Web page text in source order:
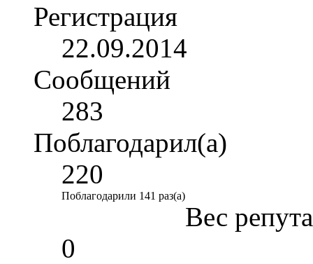
Регистрация
22.09.2014
Сообщений
283
Поблагодарил(а)
220
Поблагодарили 141 раз(а)
Вес
0